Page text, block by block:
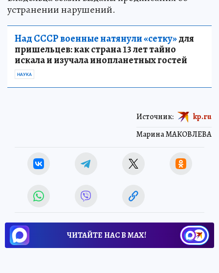
устранении нарушений.
Над СССР военные натянули «сетку»для
пришельцев: как страна 13 лет тайно
искала и изучала инопланетных гостей
НАУКА
Марина МАКОВЛЕВА
Источник: kp.ru
ЧИТАЙТЕ НАС В МАХ!